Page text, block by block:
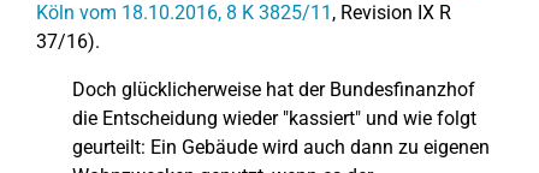
Köln vom 18.10.2016, 8 K 3825/11 , Revision IX R
37/16).
Doch glücklicherweise hat der Bundesfinanzhof
die Entscheidung wieder "kassiert" und wie folgt
geurteilt: Ein Gebäude wird auch dann zu eigenen